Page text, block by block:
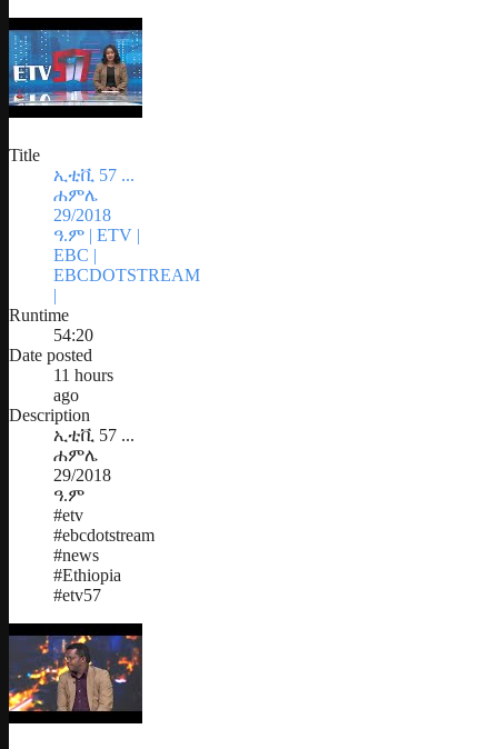
Title
ኢቲቪ 57 ...
ሐምሌ
29/2018
ዓ.ም | ETV |
EBC |
EBCDOTSTREAM
|
Runtime
54:20
Date posted
11 hours
ago
Description
ኢቲቪ 57 ...
ሐምሌ
29/2018
ዓ.ም
#etv
#ebcdotstream
#news
#Ethiopia
#etv57